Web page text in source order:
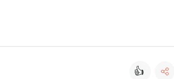
👍